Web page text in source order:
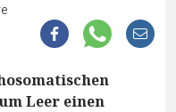
Leer einen